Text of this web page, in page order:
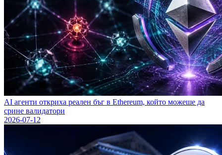
AI агенти откриха реален бъг в Ethereum, който можеше да
сринe валидатори
2026-07-12